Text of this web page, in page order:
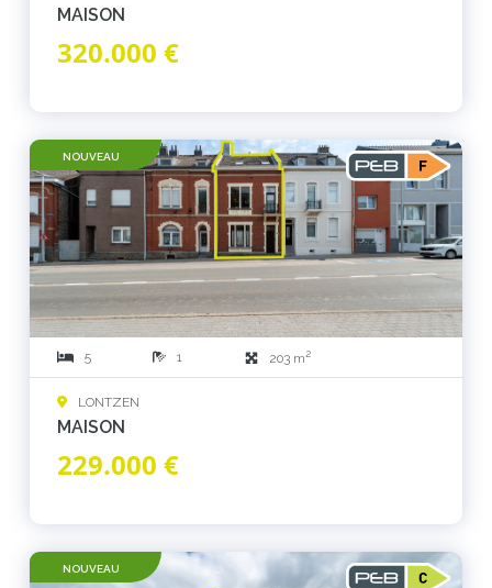
MAISON
320.000 €
NOUVEAU
5 1 203 m2
LONTZEN
MAISON
229.000 €
NOUVEAU